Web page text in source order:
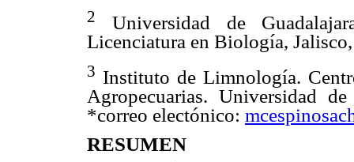
2
Universidad de
Licenciatura en Biología,
3 Instituto de Limnología.
Agropecuarias. Universidad
*correo electónico:
RESUMEN